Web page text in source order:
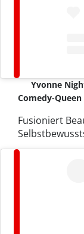
Yvonne
Comedy-Queen
Fusioniert